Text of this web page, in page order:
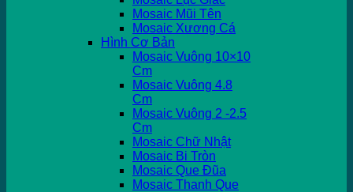
Mosaic Mũi Tên
Mosaic Xương Cá
Hình Cơ Bản
Mosaic Vuông 10×10
Cm
Mosaic Vuông 4.8
Cm
Mosaic Vuông 2 -2.5
Cm
Mosaic Chữ Nhật
Mosaic Bi Tròn
Mosaic Que Đũa
Mosaic Thanh Que